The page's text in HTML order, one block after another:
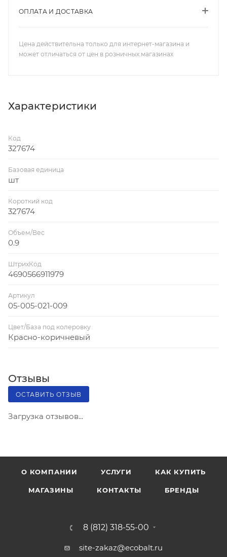
ОПЛАТА И ДОСТАВКА
Цена действительна только для интернет-магазина и
может отличаться от цен в розничных магазинах
Характеристики
Код
327674
Базовая единица
шт
Короткий код
327674
Объем/Вес
0.9
ШтрихКод
4690566911979
Артикул
05-005-021-009
Цвет/База под колеровку
Красно-коричневый
Отзывы
ОСТАВИТЬ ОТЗЫВ
Загрузка отзывов...
О КОМПАНИИ УСЛУГИ КАК КУПИТЬ
МАГАЗИНЫ КОНТАКТЫ БРЕНДЫ
8 (812) 318-55-00
site-zakaz@ecobalt.ru